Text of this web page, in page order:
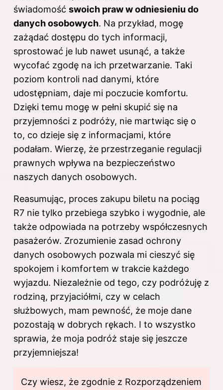
świadomość swoich praw w odniesieniu do
danych osobowych. Na przykład, mogę
zażądać dostępu do tych informacji,
sprostować je lub nawet usunąć, a także
wycofać zgodę na ich przetwarzanie. Taki
poziom kontroli nad danymi, które
udostępniam, daje mi poczucie komfortu.
Dzięki temu mogę w pełni skupić się na
przyjemności z podróży, nie martwiąc się o
to, co dzieje się z informacjami, które
podałam. Wierzę, że przestrzeganie regulacji
prawnych wpływa na bezpieczeństwo
naszych danych osobowych.
Reasumując, proces zakupu biletu na pociąg
R7 nie tylko przebiega szybko i wygodnie, ale
także odpowiada na potrzeby współczesnych
pasażerów. Zrozumienie zasad ochrony
danych osobowych pozwala mi cieszyć się
spokojem i komfortem w trakcie każdego
wyjazdu. Niezależnie od tego, czy podróżuję z
rodziną, przyjaciółmi, czy w celach
służbowych, mam pewność, że moje dane
pozostają w dobrych rękach. I to wszystko
sprawia, że moja podróż staje się jeszcze
przyjemniejsza!
Czy wiesz, że zgodnie z Rozporządzeniem